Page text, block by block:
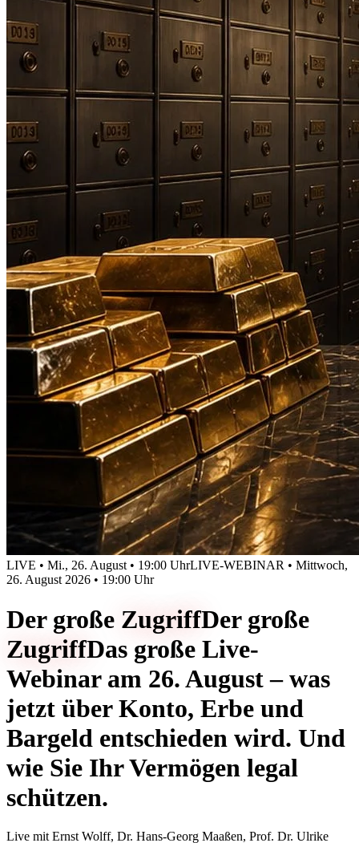
LIVE • Mi., 26. August • 19:00 UhrLIVE-WEBINAR • Mittwoch,
26. August 2026 • 19:00 Uhr
Der große ZugriffDer große
ZugriffDas große Live-
Webinar am 26. August – was
jetzt über Konto, Erbe und
Bargeld entschieden wird. Und
wie Sie Ihr Vermögen legal
schützen.
Live mit Ernst Wolff, Dr. Hans-Georg Maaßen, Prof. Dr. Ulrike